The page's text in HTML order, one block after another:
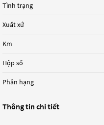
Tình trạng
Xuất xứ
Km
Hộp số
Phân hạng
Thông tin chi tiết